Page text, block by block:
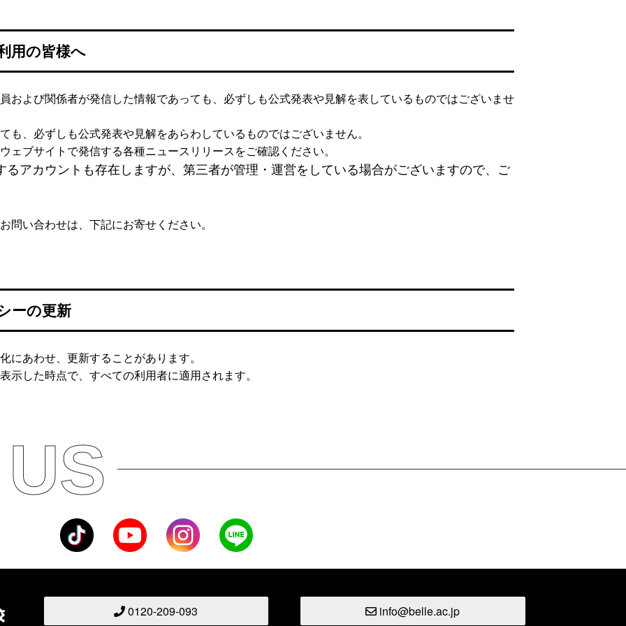
用の皆様へ
および関係者が発信した情報であっても、必ずしも公式発表や見解を表しているものではございませ
も、必ずしも公式発表や見解をあらわしているものではございません。
ェブサイトで発信する各種ニュースリリースをご確認ください。
アカウントも存在しますが、第三者が管理・運営をしている場合がございますので、ご
い合わせは、下記にお寄せください。
ーの更新
あわせ、更新することがあります。
した時点で、すべての利用者に適用されます。
0120-209-093 info@belle.ac.jp